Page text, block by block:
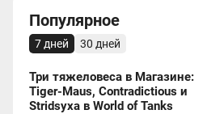
Популярное
7 дней 30 дней
Три тяжеловеса в Магазине:
Tiger-Maus, Contradictious и
Stridsyxa в World of Tanks